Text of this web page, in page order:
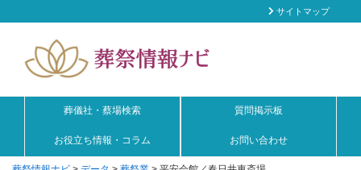
サイトマップ
葬儀社・蔡場検索 質問掲示板
お役立ち情報・コラム お問い合わせ